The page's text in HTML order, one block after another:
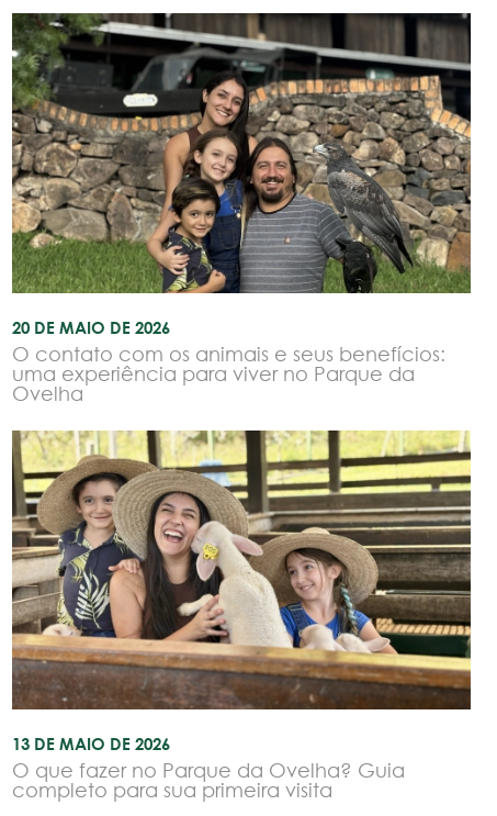
20 DE MAIO DE 2026
O contato com os animais e seus benefícios:
uma experiência para viver no Parque da
Ovelha
13 DE MAIO DE 2026
O que fazer no Parque da Ovelha? Guia
completo para sua primeira visita